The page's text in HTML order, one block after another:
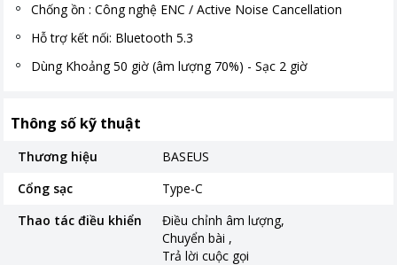
Chống ồn : Công nghệ ENC / Active Noise Cancellation
Hỗ trợ kết nối: Bluetooth 5.3
Dùng Khoảng 50 giờ (âm lượng 70%) - Sạc 2 giờ
Thông số kỹ thuật
Thương hiệu
BASEUS
Cổng sạc
Type-C
Thao tác điều khiển
Điều chỉnh âm lượng
Chuyển bài
Trả lời cuộc gọi